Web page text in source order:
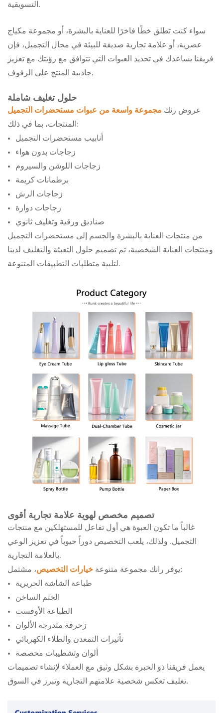
التسويقية.
سواء كنت تطلق خطًا فاخرًا للعناية بالبشرة، أو مجموعة مكياج
عصرية، أو علامة تجارية صديقة للبيئة في مجال التجميل، فإن
فريقنا يساعدك في تحديد العبوات التي تتوافق مع رؤيتك مع تعزيز
جاذبية المنتج على الرفوف.
حلول تغليف شاملة
عروض رنك مجموعة واسعة من عبوات مستحضرات التجميل
المنتجات، بما في ذلك:
أنابيب مستحضرات التجميل
زجاجات بدون هواء
زجاجات اللوشن والسيروم
برطمانات كريمة
زجاجات الرش
زجاجات دوارة
صناديق ورقية وتغليف ثانوي
من منتجات العناية بالبشرة والجسم إلى مستحضرات التجميل
ومنتجات العناية الشخصية، تم تصميم حلول التعبئة والتغليف لدينا
لتلبية متطلبات التطبيقات المتنوعة.
تصميم مخصص لهوية علامة تجارية أقوى
غالباً ما تكون العبوة هي أول تفاعل للمستهلكين مع منتجات
التجميل. ولذلك، يلعب التخصيص دوراً حيوياً في تعزيز الوعي
بالعلامة التجارية.
يوفر رانك مجموعة متنوعة خيارات التخصيص
، مشتمل:
طباعة الشاشة الحريرية
الختم الساخن
الطباعة الأوفست
زخرفة متدرجة الألوان
تأثيرات التمعدن والطلاء الكهربائي
ألوان وتشطيبات مخصصة
يعمل فريقنا ذو الخبرة بشكل وثيق مع العملاء لإنشاء تصميمات
تغليف تعكس شخصية علامتهم التجارية وتبرز في السوق.